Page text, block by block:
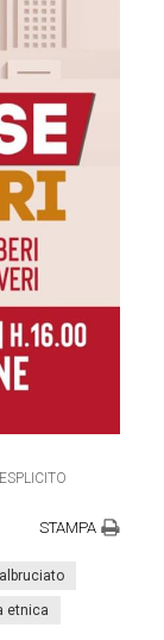
STAMPA
etnica